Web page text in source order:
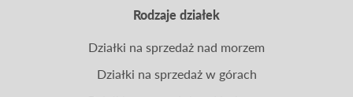
Rodzaje działek
Działki na sprzedaż nad morzem
Działki na sprzedaż w górach